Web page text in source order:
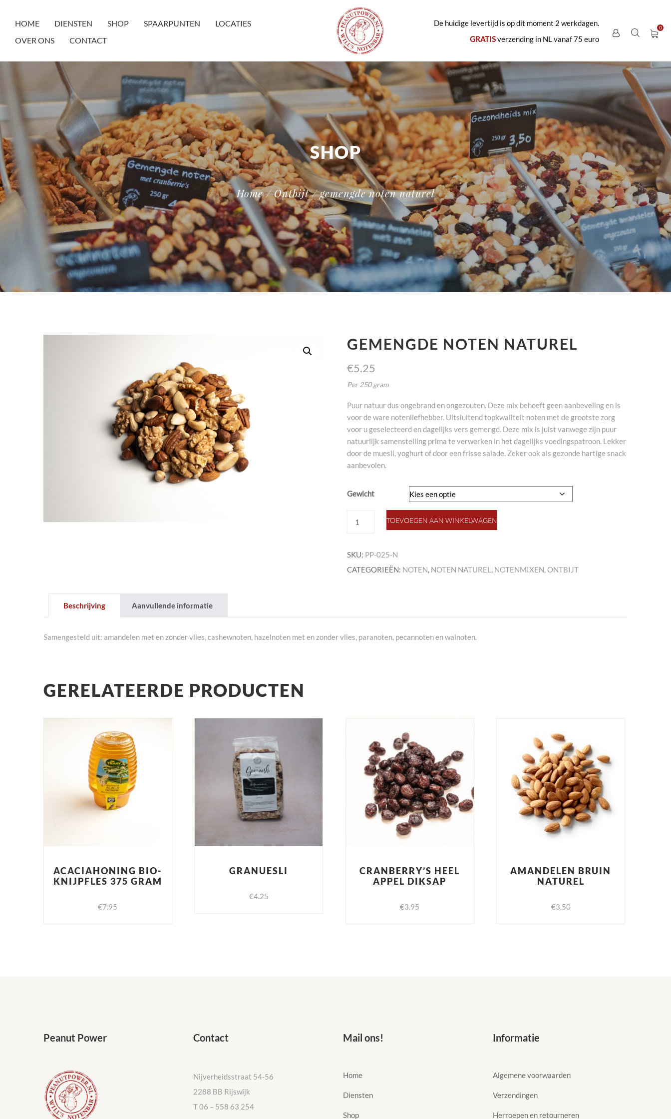
HOME DIENSTEN SHOP SPAARPUNTEN
LOCATIES
OVER ONS
CONTACT
De huidige levertijd is op dit moment 2 werkdagen.
GRATISverzending in NL vanaf 75 euro
SHOP
Home/Ontbijt/ gemengde noten naturel
GEMENGDE NOTEN NATUREL
€5.25
Per 250 gram
Puur natuur dus ongebrand en ongezouten. Deze mix behoeft geen aanbeveling en is
voor de ware notenliefhebber. Uitsluitend topkwaliteit noten met de grootste zorg
voor u geselecteerd en dagelijks vers gemengd. Deze mix is juist vanwege zijn puur
natuurlijk samenstelling prima te verwerken in het dagelijks voedingspatroon. Lekker
door de muesli, yoghurt of door een frisse salade. Zeker ook als gezonde hartige snack
aanbevolen.
Gewicht
noten
TOEVOEGEN AAN WINKELWAGEN
SKU: PP-025-N
CATEGORIEËN: NOTEN, NOTEN NATUREL, NOTENMIXEN,ONTBIJT
Beschrijving Aanvullende informatie
Samengesteld uit: amandelen met en zonder vlies, cashewnoten, hazelnoten met en zonder vlies, paranoten, pecannoten en walnoten.
GERELATEERDE PRODUCTEN
ACACIAHONING BIO-
KNIJPFLES 375 GRAM
€7.95
GRANUESLI
€4.25
CRANBERRY’S HEEL
APPEL DIKSAP
€3.95
AMANDELEN BRUIN
NATUREL
€3.50
Peanut Power Contact
Nijverheidsstraat 54-56
2288 BB Rijswijk
T 06 – 558 63 254
Mail ons!
Home
Diensten
Shop
Informatie
Algemene voorwaarden
Verzendingen
Herroepen en retourneren